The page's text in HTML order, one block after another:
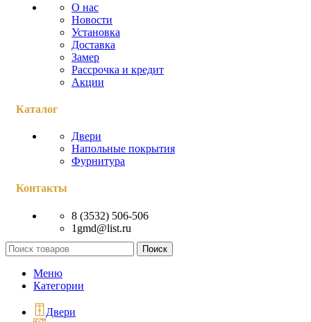
О нас
Новости
Установка
Доставка
Замер
Рассрочка и кредит
Акции
Каталог
Двери
Напольные покрытия
Фурнитура
Контакты
8 (3532) 506-506
1gmd@list.ru
Поиск
Меню
Категории
Двери